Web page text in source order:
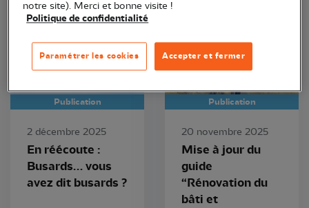
Publication
2 décembre 2025
En réécoute :
Busards… vous
avez dit busards ?
Publication
20 novembre 2025
Mise à jour du
guide
“Rénovation du
bâti et
notre site). Merci et bonne visite !
Politique de confidentialité
Accepter et fermer
Paramétrer les cookies